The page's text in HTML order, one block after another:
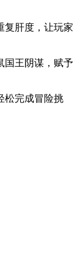
肝度，让玩家
王阴谋，赋予
完成冒险挑